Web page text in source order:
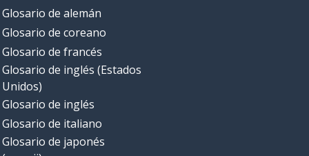
Glosario de alemán
Glosario de coreano
Glosario de francés
Glosario de inglés (Estados
Unidos)
Glosario de inglés
Glosario de italiano
Glosario de japonés